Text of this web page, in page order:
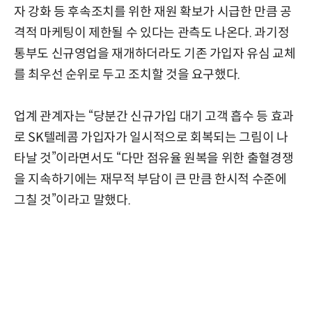
자 강화 등 후속조치를 위한 재원 확보가 시급한 만큼 공
격적 마케팅이 제한될 수 있다는 관측도 나온다. 과기정
통부도 신규영업을 재개하더라도 기존 가입자 유심 교체
를 최우선 순위로 두고 조치할 것을 요구했다.
업계 관계자는 “당분간 신규가입 대기 고객 흡수 등 효과
로 SK텔레콤 가입자가 일시적으로 회복되는 그림이 나
타날 것”이라면서도 “다만 점유율 원복을 위한 출혈경쟁
을 지속하기에는 재무적 부담이 큰 만큼 한시적 수준에
그칠 것”이라고 말했다.